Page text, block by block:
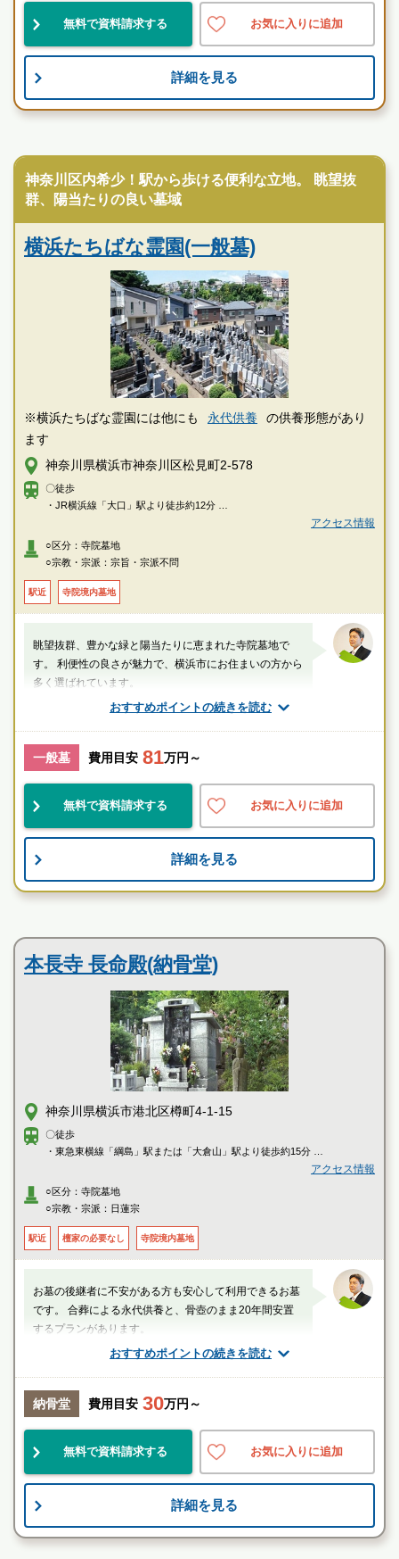
好立地 宗教不問
お墓のことなら何でもご相談ください
現地を見学して実際の雰囲気をお確かめください
横浜たちばな霊園の特徴
無料で資料請求する お気に入りに追加
詳細を見る
神奈川区内希少！駅から歩ける便利な立地。 眺望抜
群、陽当たりの良い墓域
横浜たちばな霊園(一般墓)
※横浜たちばな霊園には他にも 永代供養
の供養形態があり
ます
神奈川県横浜市神奈川区松見町2-578
〇徒歩
・JR横浜線「大口」駅より徒歩約12分
〇車
アクセス情報
○区分：寺院墓地
○宗教・宗派：宗旨・宗派不問
駅近 寺院境内墓地
おすすめポイントの続きを読む
眺望抜群、豊かな緑と陽当たりに恵まれた寺院墓地で
す。 利便性の良さが魅力で、横浜市にお住まいの方から
多く選ばれています。
厚生労働省認定 葬祭ディレクター技能審査
1級葬祭ディレクター 田中（業界歴15年）
神奈川県
好立地 宗教不問
お墓のことなら何でもご相談ください
現地を見学して実際の雰囲気をお確かめください
横浜たちばな霊園の特徴
一般墓 費用目安 81万円～
無料で資料請求する お気に入りに追加
詳細を見る
本長寺 長命殿(納骨堂)
神奈川県横浜市港北区樽町4-1-15
〇徒歩
・東急東横線「綱島」駅または「大倉山」駅より徒歩約15分
・東急東横線「綱島」駅より5番乗場 東急バス「日93系統 日吉駅東口」行
き、または7番乗場 臨港バス「鶴03 鶴見綱島線」に乗車、「菖蒲園前」バ
ス停で下車徒歩約5分
に乗車、「大曽根町」バス停で下車徒歩約5分
・JR・横浜市営地下鉄「新横浜」駅より4番乗場 市営バス「13系統 鶴見駅
アクセス情報
○区分：寺院墓地
○宗教・宗派：日蓮宗
駅近 檀家の必要なし 寺院境内墓地
おすすめポイントの続きを読む
お墓の後継者に不安がある方も安心して利用できるお墓
です。 合葬による永代供養と、骨壺のまま20年間安置
するプランがあります。
厚生労働省認定 葬祭ディレクター技能審査
1級葬祭ディレクター 田中（業界歴15年）
神奈川県
民営 自然豊 伝統的
お墓のことなら何でもご相談ください
現地を見学して実際の雰囲気をお確かめください
納骨堂 費用目安 30万円～
無料で資料請求する お気に入りに追加
詳細を見る